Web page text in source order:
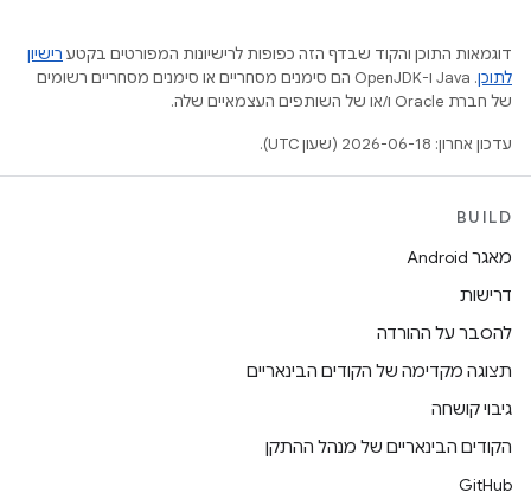
דוגמאות התוכן והקוד שבדף הזה כפופות לרישיונות המפורטים בקטע רישיון
לתוכן
.‏ Java ו-OpenJDK הם סימנים מסחריים או סימנים מסחריים רשומים
של חברת Oracle ו/או של השותפים העצמאיים שלה.
עדכון אחרון: 2026-06-18 (שעון UTC).
BUILD
מאגר Android
דרישות
להסבר על ההורדה
תצוגה מקדימה של הקודים הבינאריים
גיבוי קושחה
הקודים הבינאריים של מנהל ההתקן
GitHub